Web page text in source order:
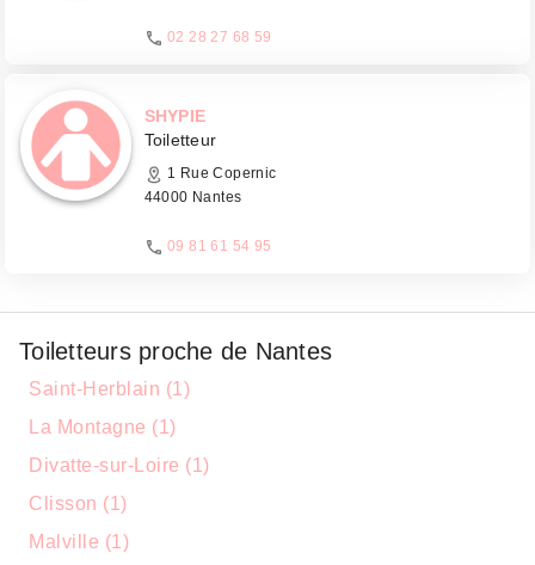
02 28 27 68 59
SHYPIE
Toiletteur
1 Rue Copernic
44000 Nantes
09 81 61 54 95
Toiletteurs proche de Nantes
Saint-Herblain (1)
La Montagne (1)
Divatte-sur-Loire (1)
Clisson (1)
Malville (1)